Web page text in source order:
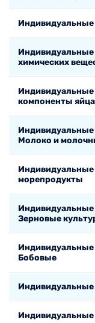
Индивидуальные
Индивидуальные
химических
компоненты яйца
Молоко и
морепродукты
Зерновые
Бобовые